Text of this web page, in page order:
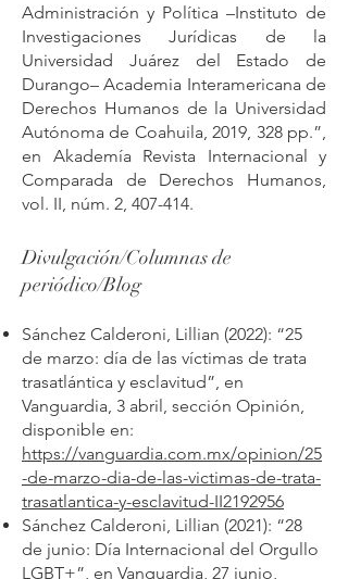
Administración y Política –Instituto de
Investigaciones Jurídicas de la
Universidad Juárez del Estado de
Durango– Academia Interamericana de
Derechos Humanos de la Universidad
Autónoma de Coahuila, 2019, 328 pp.”,
en Akademía Revista Internacional y
Comparada de Derechos Humanos,
vol. II, núm. 2, 407-414.
Divulgación/Columnas de
periódico/Blog
Sánchez Calderoni, Lillian (2022): “25
de marzo: día de las víctimas de trata
trasatlántica y esclavitud”, en
Vanguardia, 3 abril, sección Opinión,
disponible en:
https://vanguardia.com.mx/opinion/25
-de-marzo-dia-de-las-victimas-de-trata-
trasatlantica-y-esclavitud-II2192956
Sánchez Calderoni, Lillian (2021): “28
de junio: Día Internacional del Orgullo
LGBT+”, en Vanguardia, 27 junio,